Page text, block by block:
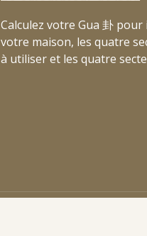
Calculez votre Gua卦 pour
votre maison, les quatre
à utiliser et les quatre